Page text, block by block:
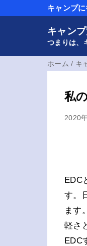
キャンプに
キャン
つまりは、
ホーム / キ
私
2020
EDC
す。
ます
軽さ
EDC